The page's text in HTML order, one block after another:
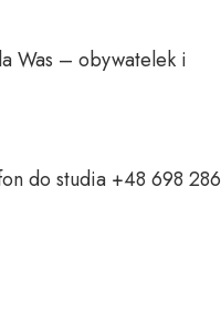
Was – obywatelek i
do studia +48 698 286